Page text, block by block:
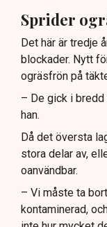
Sprider
Det här är tredje
blockader. Nytt
ogräsfrön på
– De gick i
han.
Då det översta
stora delar av,
oanvändbar.
– Vi måste ta
kontaminerad,